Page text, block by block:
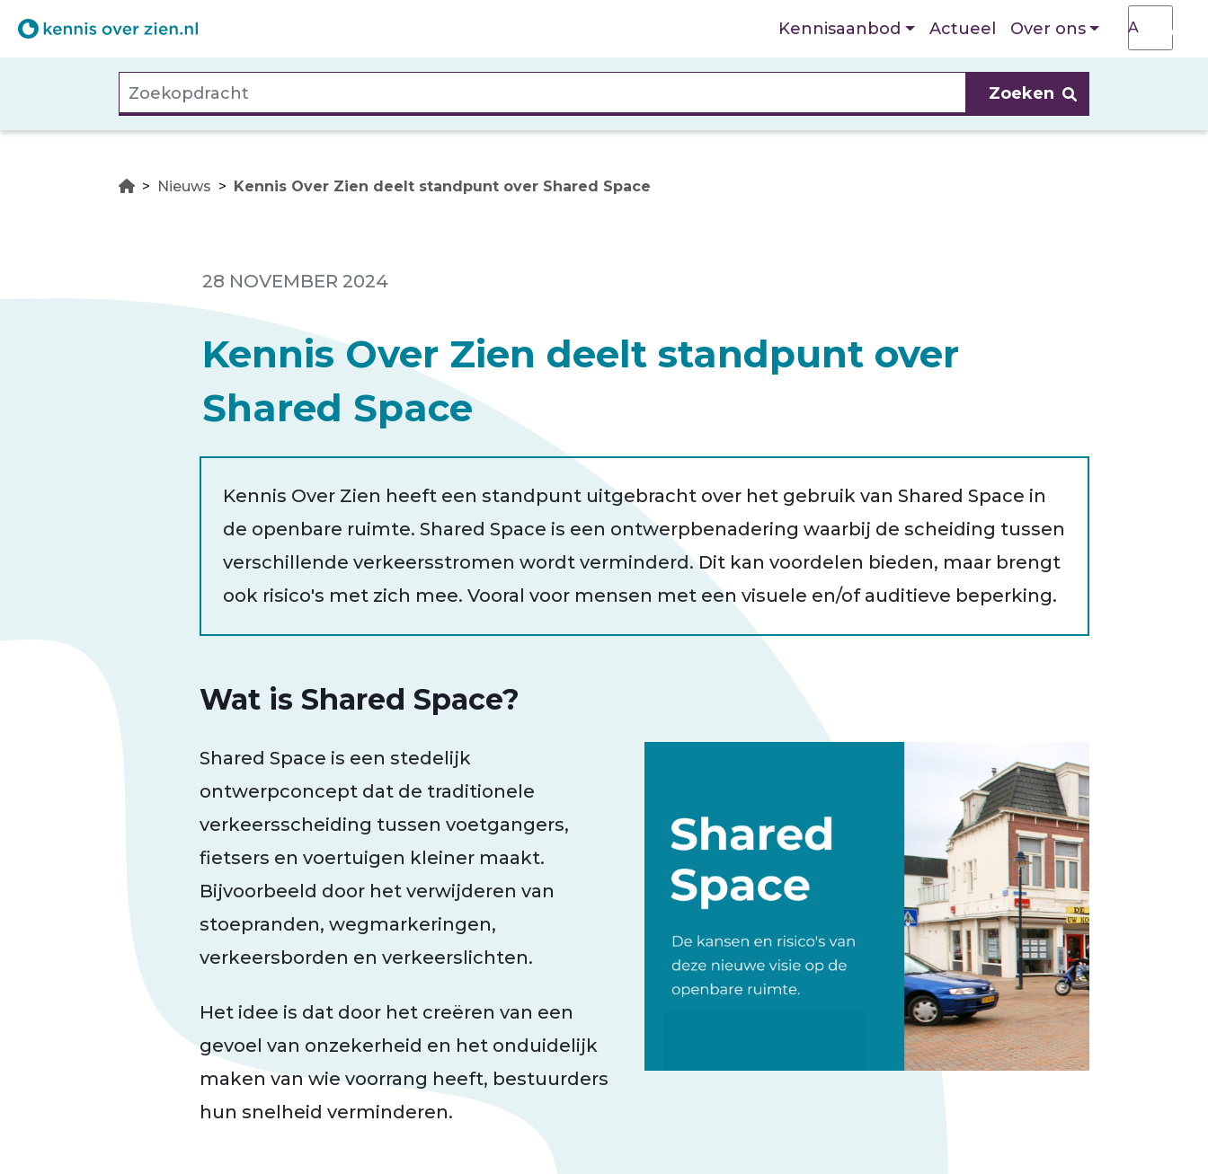
Overslaan
Kennisaanbod Actueel Over ons A A
Zoekopdracht
Nieuws Kennis Over Zien deelt standpunt over Shared Space
28 NOVEMBER 2024
Kennis Over Zien deelt standpunt over
Shared Space
Kennis Over Zien heeft een standpunt uitgebracht over het gebruik van Shared Space in
de openbare ruimte. Shared Space is een ontwerpbenadering waarbij de scheiding tussen
verschillende verkeersstromen wordt verminderd. Dit kan voordelen bieden, maar brengt
ook risico's met zich mee. Vooral voor mensen met een visuele en/of auditieve beperking.
Wat is Shared Space?
Shared Space is een stedelijk
ontwerpconcept dat de traditionele
verkeersscheiding tussen voetgangers,
fietsers en voertuigen kleiner maakt.
Bijvoorbeeld door het verwijderen van
stoepranden, wegmarkeringen,
verkeersborden en verkeerslichten.
Het idee is dat door het creëren van een
gevoel van onzekerheid en het onduidelijk
maken van wie voorrang heeft, bestuurders
hun snelheid verminderen.